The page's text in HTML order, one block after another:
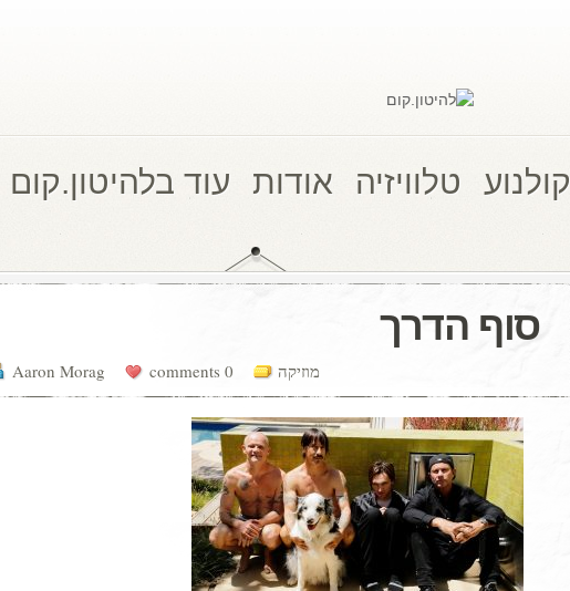
קולנוע טלוויזיה אודות עוד בלהיטון.קום
סוף הדרך
Aaron Morag 0 comments מוזיקה